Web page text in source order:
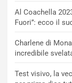
Al Coachella
Fuori”: ecco il
Charlene di
incredibile
Test visivo, la